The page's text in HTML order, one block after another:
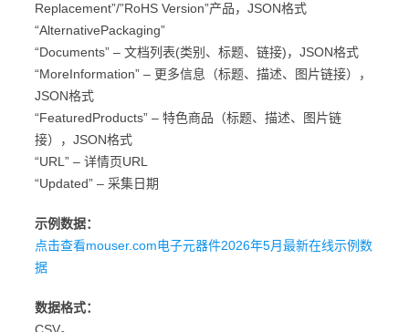
Replacement”/”RoHS Version”产品，JSON格式
“AlternativePackaging”
“Documents” – 文档列表(类别、标题、链接)，JSON格式
“MoreInformation” – 更多信息（标题、描述、图片链接），
JSON格式
“FeaturedProducts” – 特色商品（标题、描述、图片链
接），JSON格式
“URL” – 详情页URL
“Updated” – 采集日期
示例数据：
点击查看mouser.com电子元器件2026年5月最新在线示例数
据
数据格式：